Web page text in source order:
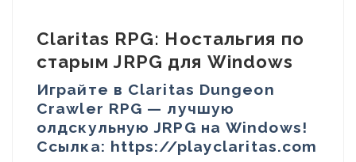
Claritas RPG: Ностальгия по
старым JRPG для Windows
Играйте в Claritas Dungeon
Crawler RPG — лучшую
олдскульную JRPG на Windows!
Ссылка: https://playclaritas.com